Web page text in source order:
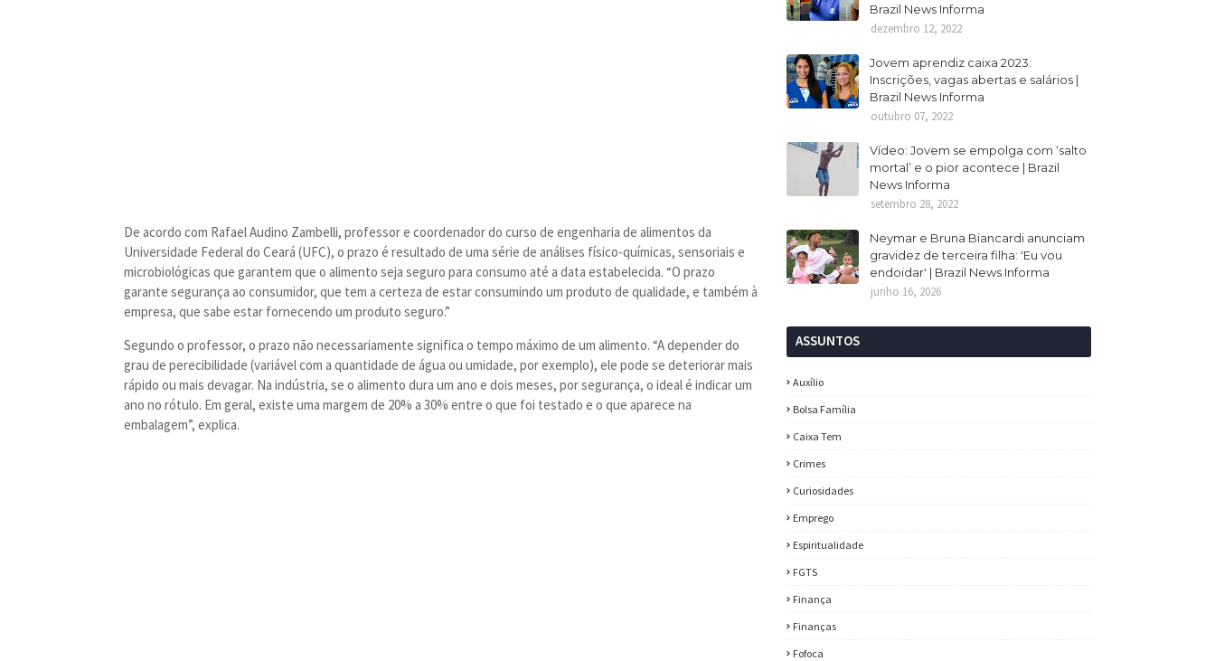
De acordo com Rafael Audino Zambelli, professor e coordenador do curso de engenharia de alimentos da
Universidade Federal do Ceará (UFC), o prazo é resultado de uma série de análises físico-químicas, sensoriais e
microbiológicas que garantem que o alimento seja seguro para consumo até a data estabelecida. “O prazo
garante segurança ao consumidor, que tem a certeza de estar consumindo um produto de qualidade, e também à
empresa, que sabe estar fornecendo um produto seguro.”
Segundo o professor, o prazo não necessariamente significa o tempo máximo de um alimento. “A depender do
grau de perecibilidade (variável com a quantidade de água ou umidade, por exemplo), ele pode se deteriorar mais
rápido ou mais devagar. Na indústria, se o alimento dura um ano e dois meses, por segurança, o ideal é indicar um
ano no rótulo. Em geral, existe uma margem de 20% a 30% entre o que foi testado e o que aparece na
embalagem”, explica.
Brazil News Informa
dezembro 12, 2022
Jovem aprendiz caixa 2023:
Inscrições, vagas abertas e salários |
Brazil News Informa
outubro 07, 2022
Vídeo: Jovem se empolga com ‘salto
mortal’ e o pior acontece | Brazil
News Informa
setembro 28, 2022
Neymar e Bruna Biancardi anunciam
gravidez de terceira filha: 'Eu vou
endoidar' | Brazil News Informa
junho 16, 2026
ASSUNTOS
Auxílio
Bolsa Família
Caixa Tem
Crimes
Curiosidades
Emprego
Espiritualidade
FGTS
Finança
Finanças
Fofoca